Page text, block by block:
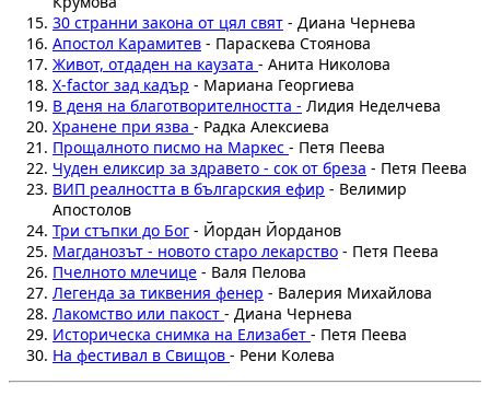
30 странни закона от цял свят - Диана Чернева
Апостол Карамитев - Параскева Стоянова
Живот, отдаден на каузата - Анита Николова
X-factor зад кадър - Мариана Георгиева
В деня на благотворителността - Лидия Неделчева
Хранене при язва - Радка Алексиева
Прощалното писмо на Маркес - Петя Пеева
Чуден еликсир за здравето - сок от бреза - Петя Пеева
ВИП реалността в българския ефир - Велимир
Апостолов
Три стъпки до Бог - Йордан Йорданов
Магданозът - новото старо лекарство - Петя Пеева
Пчелното млечице - Валя Пелова
Легенда за тиквения фенер - Валерия Михайлова
Лакомство или пакост - Диана Чернева
Историческа снимка на Елизабет - Петя Пеева
На фестивал в Свищов - Рени Колева